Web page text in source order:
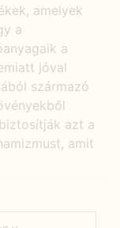
amelyek
a
a
jóval
származó
azt a
amit